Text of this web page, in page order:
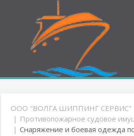
ООО "ВОЛГА ШИППИНГ СЕРВИС"
Противопожарное судовое
Снаряжение и боевая одежда